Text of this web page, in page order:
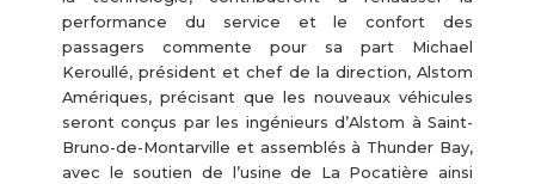
performance du service et le confort des
passagers commente pour sa part Michael
Keroullé, président et chef de la direction, Alstom
Amériques, précisant que les nouveaux véhicules
seront conçus par les ingénieurs d’Alstom à Saint-
Bruno-de-Montarville et assemblés à Thunder Bay,
avec le soutien de l’usine de La Pocatière ainsi